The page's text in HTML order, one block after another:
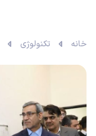
خانه تکنولوژی